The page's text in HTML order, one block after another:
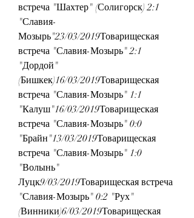
встреча "Шахтер" (Солигорск) 2:1
"Славия-
Мозырь"23/03/2019Товарищеская
встреча "Славия-Мозырь" 2:1
"Дордой"
(Бишкек)16/03/2019Товарищеская
встреча "Славия-Мозырь" 1:1
"Калуш"16/03/2019Товарищеская
встреча "Славия-Мозырь" 0:0
"Брайн"13/03/2019Товарищеская
встреча "Славия-Мозырь" 1:0
"Волынь"
Луцк9/03/2019Товарищеская встреча
"Славия-Мозырь" 0:2 "Рух"
(Винники)6/03/2019Товарищеская